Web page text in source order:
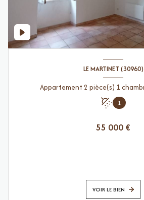
LE MARTINET (30960)
1
55 000 €
VOIR LE BIEN